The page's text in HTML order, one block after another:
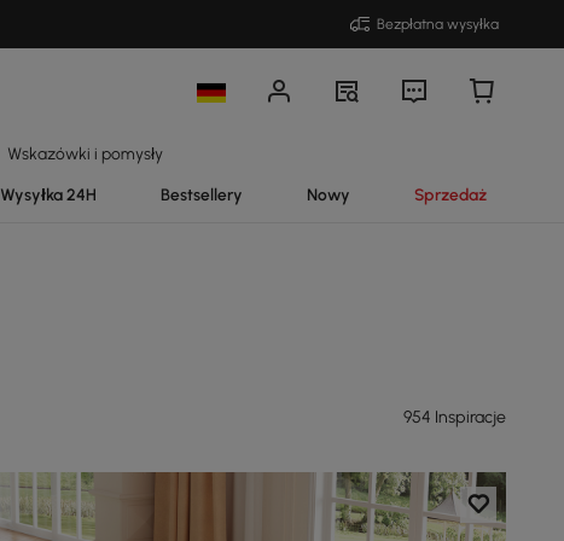
Bezpłatna wysyłka
Wskazówki i pomysły
Wysyłka 24H Bestsellery Nowy Sprzedaż
954 Inspiracje